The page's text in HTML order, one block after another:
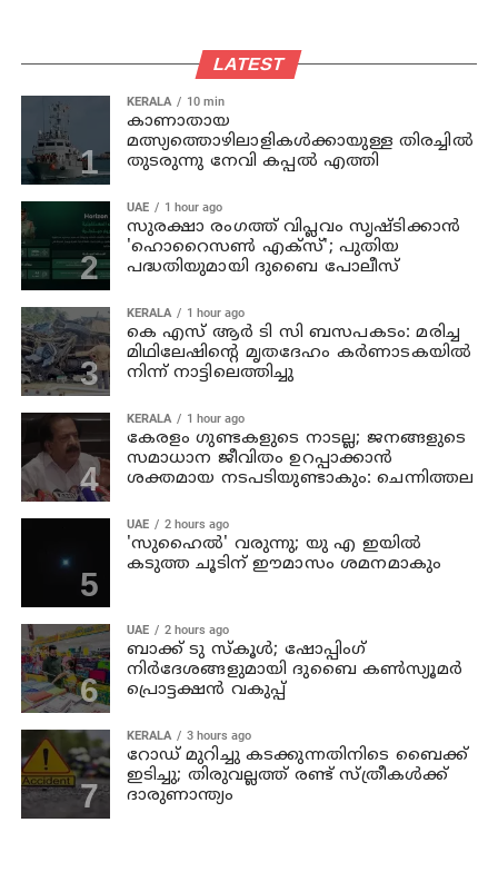
LATEST
KERALA 10 min
കാണാതായ
മത്സ്യത്തൊഴിലാളികള്‍ക്കായുള്ള തിരച്ചില്‍
തുടരുന്നു നേവി കപ്പല്‍ എത്തി
UAE 1 hour ago
സുരക്ഷാ രംഗത്ത് വിപ്ലവം സൃഷ്ടിക്കാന്‍
'ഹൊറൈസണ്‍ എക്‌സ്'; പുതിയ
പദ്ധതിയുമായി ദുബൈ പോലീസ്
KERALA 1 hour ago
കെ എസ് ആര്‍ ടി സി ബസപകടം: മരിച്ച
മിഥിലേഷിന്റെ മൃതദേഹം കര്‍ണാടകയില്‍
നിന്ന് നാട്ടിലെത്തിച്ചു
KERALA 1 hour ago
കേരളം ഗുണ്ടകളുടെ നാടല്ല; ജനങ്ങളുടെ
സമാധാന ജീവിതം ഉറപ്പാക്കാന്‍
ശക്തമായ നടപടിയുണ്ടാകും: ചെന്നിത്തല
UAE 2 hours ago
'സുഹൈല്‍' വരുന്നു; യു എ ഇയില്‍
കടുത്ത ചൂടിന് ഈമാസം ശമനമാകും
UAE 2 hours ago
ബാക്ക് ടു സ്‌കൂള്‍; ഷോപ്പിംഗ്
നിര്‍ദേശങ്ങളുമായി ദുബൈ കണ്‍സ്യൂമര്‍
പ്രൊട്ടക്ഷന്‍ വകുപ്പ്
KERALA 3 hours ago
റോഡ് മുറിച്ചു കടക്കുന്നതിനിടെ ബൈക്ക്
ഇടിച്ചു; തിരുവല്ലത്ത് രണ്ട് സ്ത്രീകള്‍ക്ക്
ദാരുണാന്ത്യം